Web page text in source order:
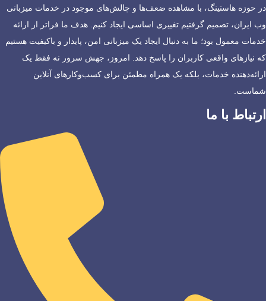
در حوزه هاستینگ، با مشاهده ضعف‌ها و چالش‌های موجود در خدمات میزبانی
وب ایران، تصمیم گرفتیم تغییری اساسی ایجاد کنیم. هدف ما فراتر از ارائه
خدمات معمول بود؛ ما به دنبال ایجاد یک میزبانی امن، پایدار و باکیفیت هستیم
که نیازهای واقعی کاربران را پاسخ دهد. امروز، جهش سرور نه فقط یک
ارائه‌دهنده خدمات، بلکه یک همراه مطمئن برای کسب‌وکارهای آنلاین
شماست.
ارتباط با ما